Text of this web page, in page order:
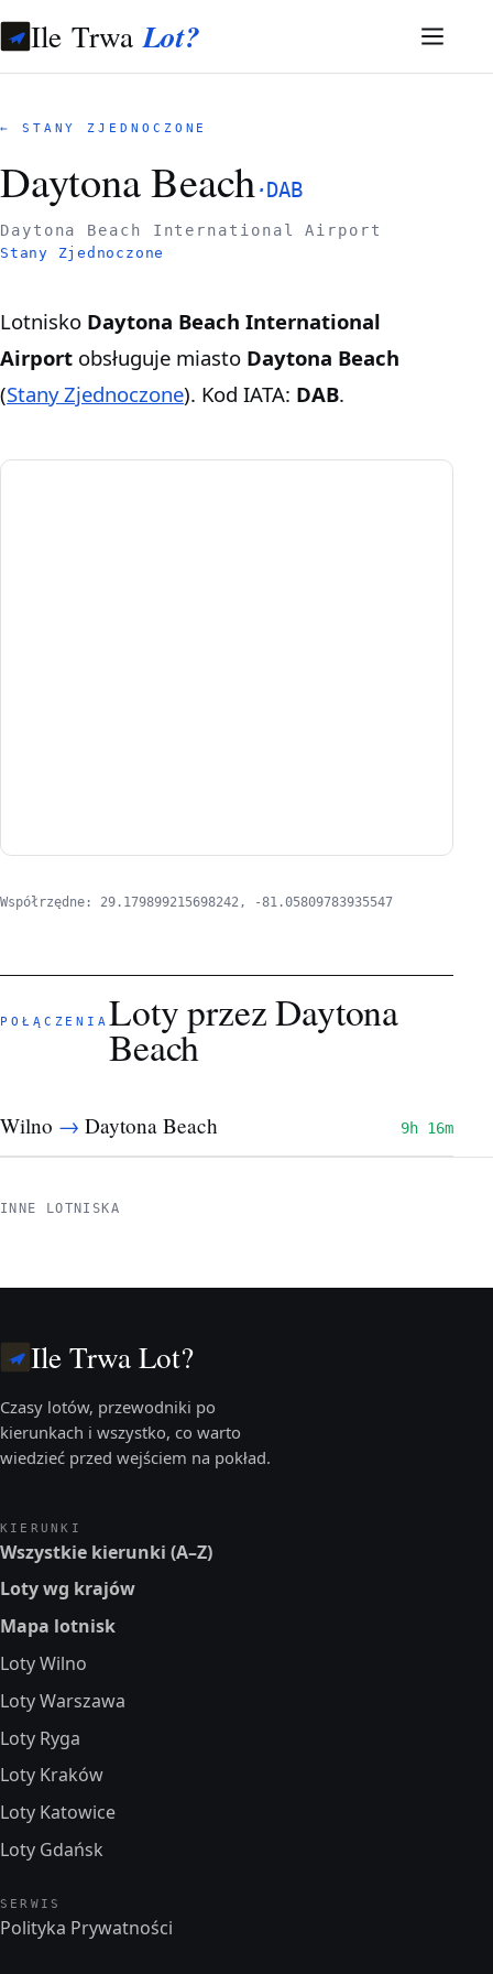
Ile TrwaLot?
← STANY ZJEDNOCZONE
Daytona Beach·DAB
Daytona Beach International Airport
Stany Zjednoczone
Lotnisko Daytona Beach International
Airport obsługuje miasto Daytona Beach
(Stany Zjednoczone). Kod IATA: DAB.
Współrzędne: 29.179899215698242, -81.05809783935547
POŁĄCZENIALoty przez Daytona
Beach
Wilno → Daytona Beach 9h 16m
INNE LOTNISKA
Ile Trwa Lot?
Czasy lotów, przewodniki po
kierunkach i wszystko, co warto
wiedzieć przed wejściem na pokład.
KIERUNKI
Wszystkie kierunki (A–Z)
Loty wg krajów
Mapa lotnisk
Loty Wilno
Loty Warszawa
Loty Ryga
Loty Kraków
Loty Katowice
Loty Gdańsk
SERWIS
Polityka Prywatności